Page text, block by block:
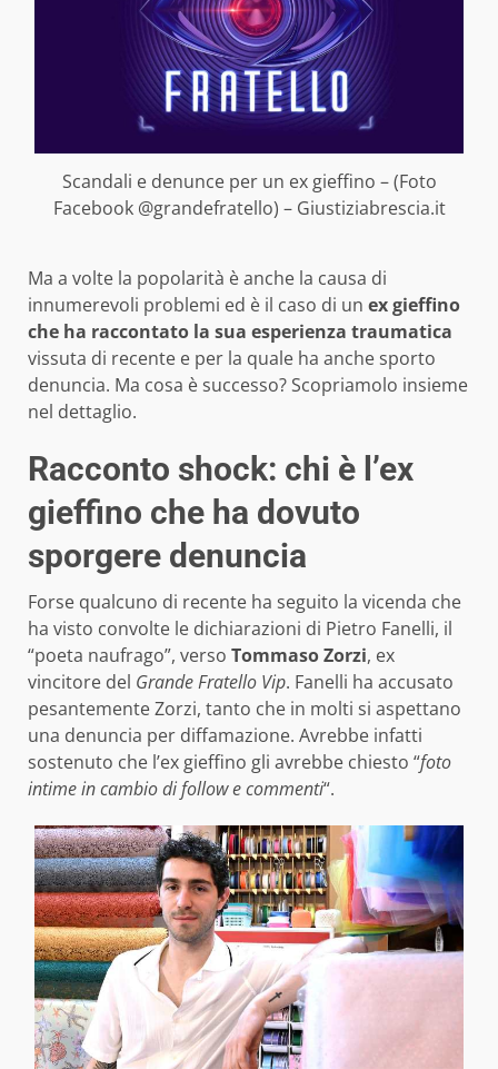
Scandali e denunce per un ex gieffino – (Foto
Facebook @grandefratello) – Giustiziabrescia.it
Ma a volte la popolarità è anche la causa di
innumerevoli problemi ed è il caso di un ex gieffino
che ha raccontato la sua esperienza traumatica
vissuta di recente e per la quale ha anche sporto
denuncia. Ma cosa è successo? Scopriamolo insieme
nel dettaglio.
Racconto shock: chi è l’ex
gieffino che ha dovuto
sporgere denuncia
Forse qualcuno di recente ha seguito la vicenda che
ha visto convolte le dichiarazioni di Pietro Fanelli, il
“poeta naufrago”, verso Tommaso Zorzi, ex
vincitore del Grande Fratello Vip. Fanelli ha accusato
pesantemente Zorzi, tanto che in molti si aspettano
una denuncia per diffamazione. Avrebbe infatti
sostenuto che l’ex gieffino gli avrebbe chiesto “foto
intime in cambio di follow e commenti“.